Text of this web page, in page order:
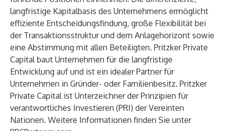
langfristige Kapitalbasis des Unternehmens ermöglicht
effiziente Entscheidungsfindung, große Flexibilität bei
der Transaktionsstruktur und dem Anlagehorizont sowie
eine Abstimmung mit allen Beteiligten. Pritzker Private
Capital baut Unternehmen für die langfristige
Entwicklung auf und ist ein idealer Partner für
Unternehmen in Gründer- oder Familienbesitz. Pritzker
Private Capital ist Unterzeichner der Prinzipien für
verantwortliches Investieren (PRI) der Vereinten
Nationen. Weitere Informationen finden Sie unter